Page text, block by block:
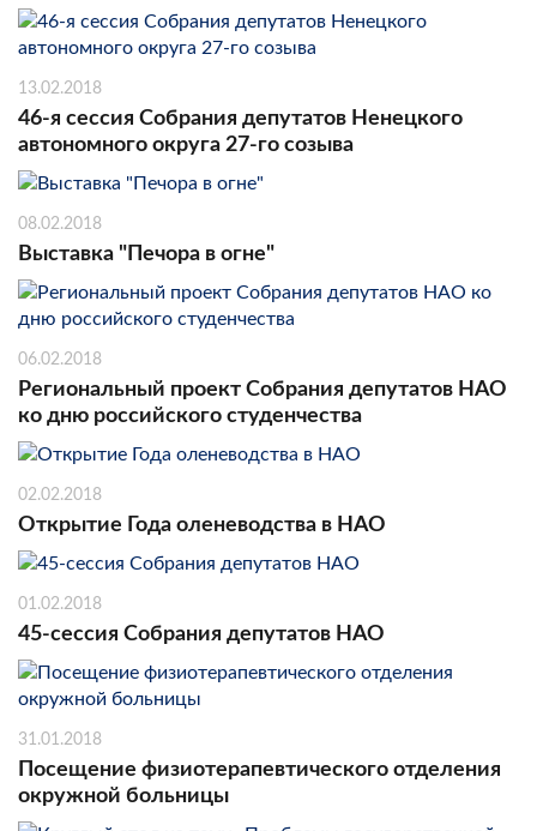
13.02.2018
46-я сессия Собрания депутатов Ненецкого
автономного округа 27-го созыва
08.02.2018
Выставка "Печора в огне"
06.02.2018
Региональный проект Собрания депутатов НАО
ко дню российского студенчества
02.02.2018
Открытие Года оленеводства в НАО
01.02.2018
45-сессия Собрания депутатов НАО
31.01.2018
Посещение физиотерапевтического отделения
окружной больницы